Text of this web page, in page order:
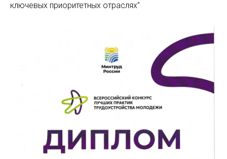
ключевых приоритетных отраслях"